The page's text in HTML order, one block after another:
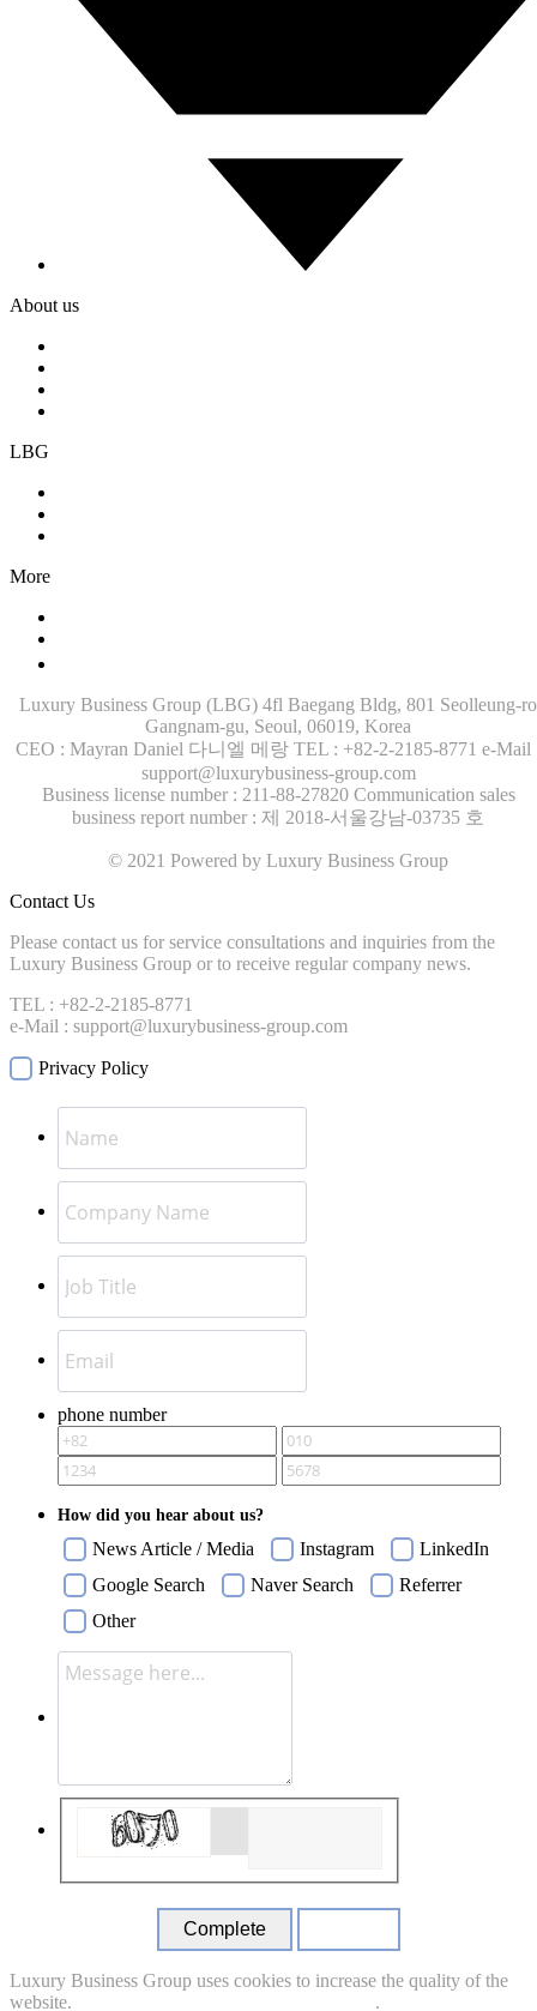
About us
LBG
More
Luxury Business Group (LBG) 4fl Baegang Bldg, 801 Seolleung-ro
Gangnam-gu, Seoul, 06019, Korea
CEO : Mayran Daniel 다니엘 메랑 TEL : +82-2-2185-8771 e-Mail
support@luxurybusiness-group.com
Business license number : 211-88-27820 Communication sales
business report number : 제 2018-서울강남-03735 호
© 2021 Powered by Luxury Business Group
Contact Us
Please contact us for service consultations and inquiries from the
Luxury Business Group or to receive regular company news.
TEL : +82-2-2185-8771
e-Mail : support@luxurybusiness-group.com
Privacy Policy
phone number
How did you hear about us?
News Article / Media Instagram
LinkedIn
Google Search
Naver Search
Referrer
Other
Luxury Business Group uses cookies to increase the quality of the
website.
.